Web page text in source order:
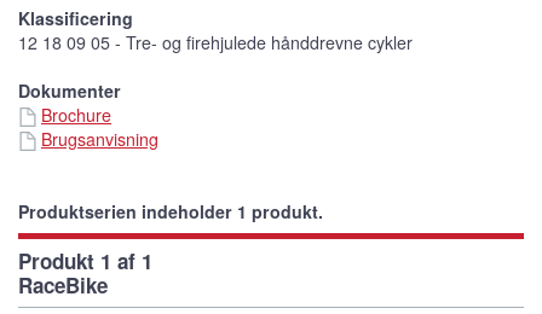
Klassificering
12 18 09 05 - Tre- og firehjulede hånddrevne cykler
Dokumenter
Brochure
Brugsanvisning
Produktserien indeholder 1 produkt.
Produkt 1 af 1
RaceBike